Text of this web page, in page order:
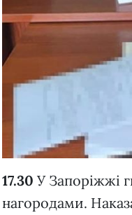
17.30 У Запоріжжі
нагородами.